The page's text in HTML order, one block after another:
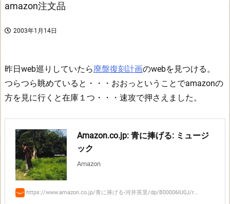
amazon注文品
2003年1月14日
昨日web巡りしていたら廃盤復刻計画のwebを見つける。
つらつら眺めていると・・・おおっということでamazonの
方を見に行くと在庫１つ・・・速攻で押さえました。
Amazon.co.jp: 青に捧げる: ミュージ
ック
Amazon
https://www.amazon.co.jp/青に捧げる-河井英里/dp/B00006IU0J/r...